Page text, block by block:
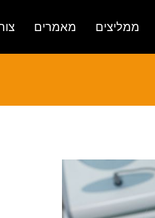
ממליצים מאמרים